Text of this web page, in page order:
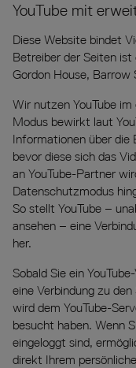
YouTube mit
Diese Website bindet
Betreiber der Seiten ist
Gordon House, Barrow
Wir nutzen YouTube
Modus bewirkt laut
Informationen über die
bevor diese sich das
an YouTube-Partner
Datenschutzmodus
So stellt YouTube –
ansehen – eine
her.
Sobald Sie ein
eine Verbindung zu
wird dem YouTube-
besucht haben. Wenn
eingeloggt sind,
direkt Ihrem